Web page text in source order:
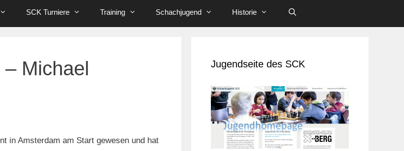
SCK Turniere Training Schachjugend Historie
Michael
in Amsterdam am Start gewesen und hat
Jugendseite des SCK